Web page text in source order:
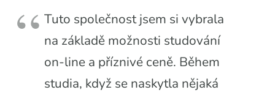
Tuto společnost jsem si vybrala
na základě možnosti studování
on-line a příznivé ceně. Během
studia, když se naskytla nějaká